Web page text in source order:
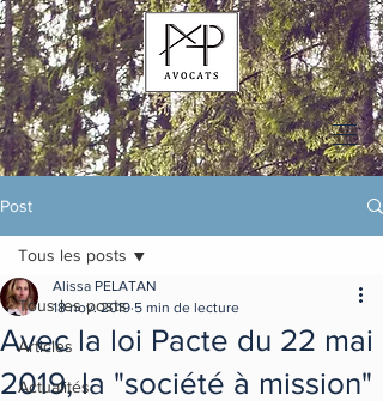
Post
Tous les posts
Articles
Actualités
Tous les posts
Avec la loi Pacte du 22 mai
2019, la "société à mission"
Alissa PELATAN
18 nov. 2019 5 min de lecture